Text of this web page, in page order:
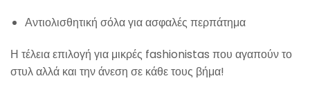
Αντιολισθητική σόλα για ασφαλές περπάτημα
Η τέλεια επιλογή για μικρές fashionistas που αγαπούν το
στυλ αλλά και την άνεση σε κάθε τους βήμα!